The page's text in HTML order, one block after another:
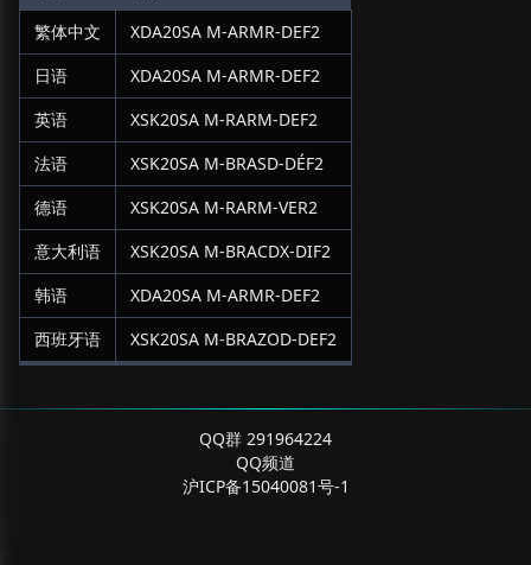
繁体中文
XDA20SA M-ARMR-DEF2
日语
XDA20SA M-ARMR-DEF2
英语
XSK20SA M-RARM-DEF2
法语
XSK20SA M-BRASD-DÉF2
德语
XSK20SA M-RARM-VER2
意大利语
XSK20SA M-BRACDX-DIF2
韩语
XDA20SA M-ARMR-DEF2
西班牙语
XSK20SA M-BRAZOD-DEF2
QQ群 291964224
QQ频道
沪ICP备15040081号-1